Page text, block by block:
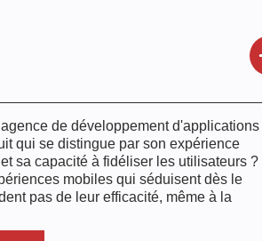
Android livrés
de développement d'applications
qui se distingue par son expérience
sa capacité à fidéliser les utilisateurs ?
mobiles qui séduisent dès le
pas de leur efficacité, même à la